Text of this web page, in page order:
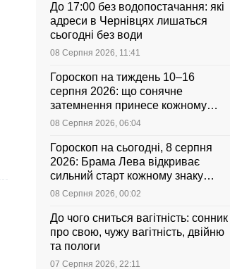
До 17:00 без водопостачання: які
адреси в Чернівцях лишаться
сьогодні без води
08 Серпня 2026, 11:41
Гороскоп на тиждень 10–16
серпня 2026: що сонячне
затемнення принесе кожному
знаку зодіаку
08 Серпня 2026, 06:04
Гороскоп на сьогодні, 8 серпня
2026: Брама Лева відкриває
сильний старт кожному знаку
зодіаку
08 Серпня 2026, 00:02
До чого сниться вагітність: сонник
про свою, чужу вагітність, двійню
та пологи
07 Серпня 2026, 22:11